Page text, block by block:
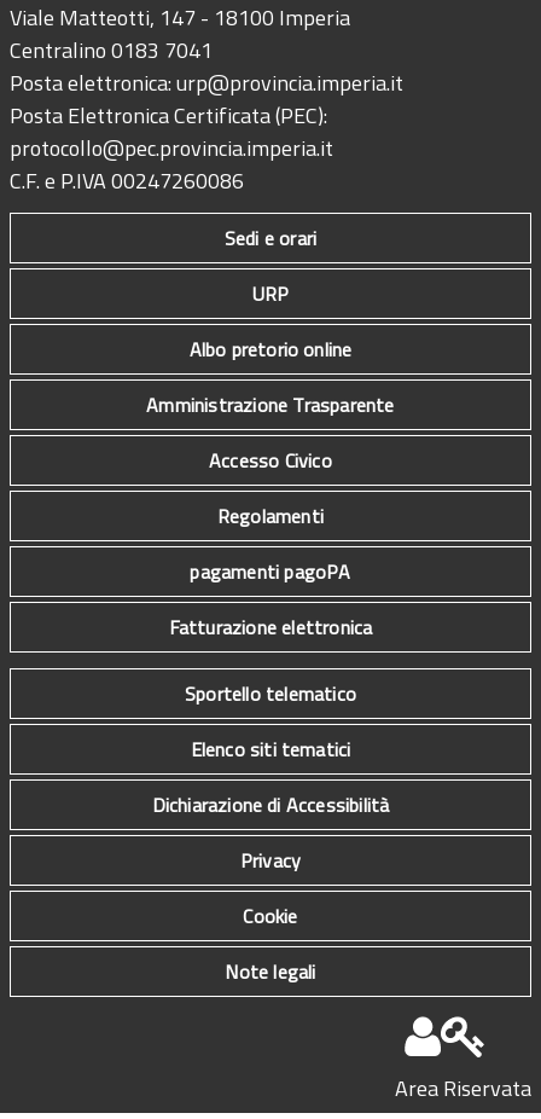
Viale Matteotti, 147 - 18100 Imperia
Centralino 0183 7041
Posta elettronica:urp@provincia.imperia.it
Posta Elettronica Certificata (PEC):
protocollo@pec.provincia.imperia.it
C.F. e P.IVA 00247260086
Sedi e orari
URP
Albo pretorio online
Amministrazione Trasparente
Accesso Civico
Regolamenti
pagamenti pagoPA
Fatturazione elettronica
Sportello telematico
Elenco siti tematici
Dichiarazione di Accessibilità
Privacy
Cookie
Note legali
Area Riservata